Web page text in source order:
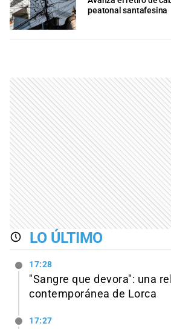
peatonal santafesina
LO ÚLTIMO
17:28
"Sangre que devora": una
contemporánea de Lorca
17:27